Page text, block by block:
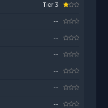
Tier 3
--
--
--
--
--
--